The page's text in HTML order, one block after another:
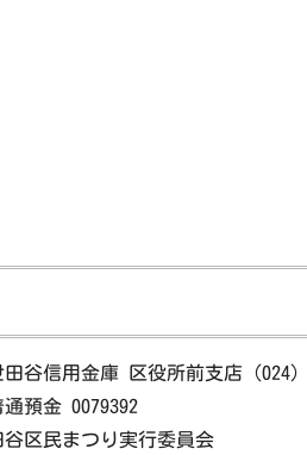
谷信用金庫 区役所前支店（024）
預金 0079392
谷区民まつり実行委員会